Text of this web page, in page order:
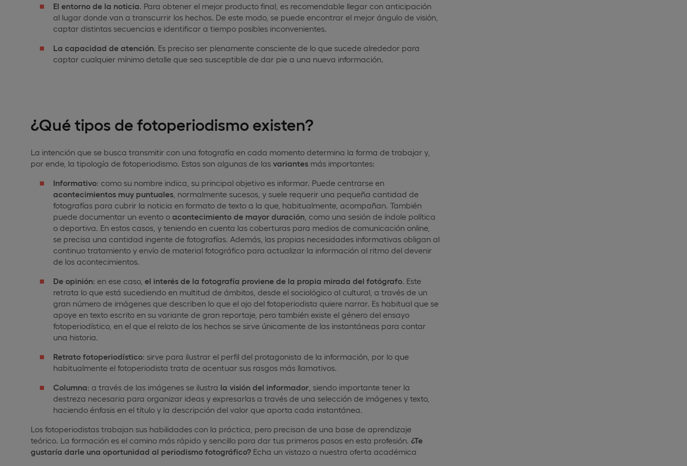
El entorno de la noticia . Para obtener el mejor producto final, es recomendable llegar con anticipación
al lugar donde van a transcurrir los hechos. De este modo, se puede encontrar el mejor ángulo de visión,
captar distintas secuencias e identificar a tiempo posibles inconvenientes.
La capacidad de atención . Es preciso ser plenamente consciente de lo que sucede alrededor para
captar cualquier mínimo detalle que sea susceptible de dar pie a una nueva información.
¿Qué tipos de fotoperiodismo existen?
La intención que se busca transmitir con una fotografía en cada momento determina la forma de trabajar y,
por ende, la tipología de fotoperiodismo. Estas son algunas de las variantes más importantes:
Informativo: como su nombre indica, su principal objetivo es informar. Puede centrarse en
acontecimientos muy puntuales , normalmente sucesos, y suele requerir una pequeña cantidad de
fotografías para cubrir la noticia en formato de texto a la que, habitualmente, acompañan. También
puede documentar un evento o acontecimiento de mayor duración , como una sesión de índole política
o deportiva. En estos casos, y teniendo en cuenta las coberturas para medios de comunicación online,
se precisa una cantidad ingente de fotografías. Además, las propias necesidades informativas obligan al
continuo tratamiento y envío de material fotográfico para actualizar la información al ritmo del devenir
de los acontecimientos.
De opinión: en ese caso, el interés de la fotografía proviene de la propia mirada del fotógrafo . Este
retrata lo que está sucediendo en multitud de ámbitos, desde el sociológico al cultural, a través de un
gran número de imágenes que describen lo que el ojo del fotoperiodista quiere narrar. Es habitual que se
apoye en texto escrito en su variante de gran reportaje, pero también existe el género del ensayo
fotoperiodístico, en el que el relato de los hechos se sirve únicamente de las instantáneas para contar
una historia.
Retrato fotoperiodístico: sirve para ilustrar el perfil del protagonista de la información, por lo que
habitualmente el fotoperiodista trata de acentuar sus rasgos más llamativos.
Columna: a través de las imágenes se ilustra la visión del informador , siendo importante tener la
destreza necesaria para organizar ideas y expresarlas a través de una selección de imágenes y texto,
haciendo énfasis en el título y la descripción del valor que aporta cada instantánea.
Los fotoperiodistas trabajan sus habilidades con la práctica, pero precisan de una base de aprendizaje
teórico. La formación es el camino más rápido y sencillo para dar tus primeros pasos en esta profesión. ¿Te
gustaría darle una oportunidad al periodismo fotográfico? Echa un vistazo a nuestra oferta académica